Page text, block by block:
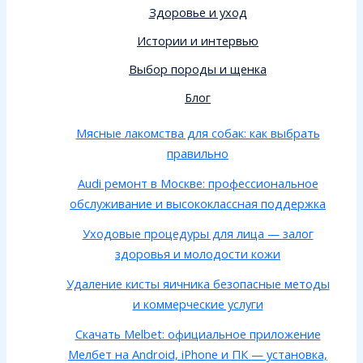
Здоровье и уход
Истории и интервью
Выбор породы и щенка
Блог
Мясные лакомства для собак: как выбрать
правильно
Audi ремонт в Москве: профессиональное
обслуживание и высококлассная поддержка
Уходовые процедуры для лица — залог
здоровья и молодости кожи
Удаление кисты яичника безопасные методы
и коммерческие услуги
Скачать Melbet: официальное приложение
Мелбет на Android, iPhone и ПК — установка,